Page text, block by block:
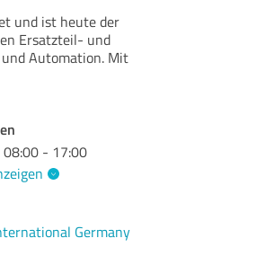
und ist heute der
Ersatzteil- und
Automation. Mit
08:00 - 17:00
Germany